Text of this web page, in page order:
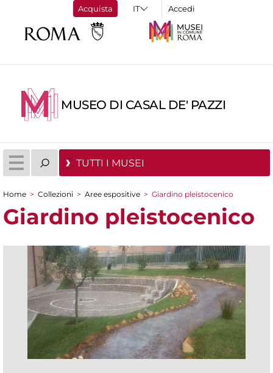
Acquista Accedi
MUSEO DI CASAL DE' PAZZI
TUTTI I MUSEI
Tu sei qui
Home > Collezioni > Aree espositive > Giardino pleistocenico
Giardino pleistocenico